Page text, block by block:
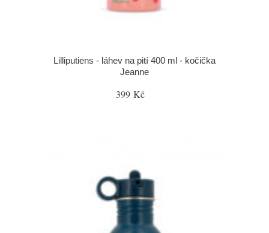
Lilliputiens - láhev na pití 400 ml - kočička
Jeanne
399 Kč